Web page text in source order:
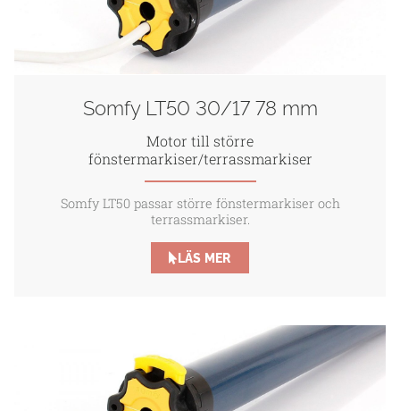
Somfy LT50 30/17 78 mm
Motor till större
fönstermarkiser/terrassmarkiser
Somfy LT50 passar större fönstermarkiser och
terrassmarkiser.
LÄS MER